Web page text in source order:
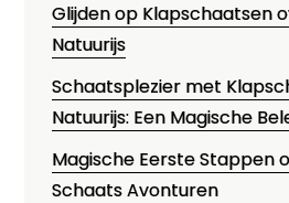
Glijden op Klapschaatsen
Natuurijs
Schaatsplezier met
Natuurijs: Een Magische
Magische Eerste Stappen
Schaats Avonturen